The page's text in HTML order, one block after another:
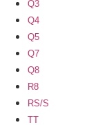
Q3
Q4
Q5
Q7
Q8
R8
RS/S
TT